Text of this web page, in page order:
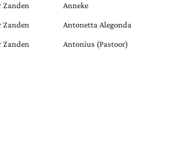
Zanden Anneke
Zanden Antonetta Alegonda
Zanden Antonius (Pastoor)